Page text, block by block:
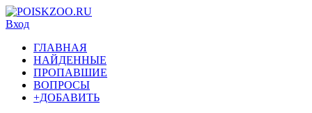
Вход
ГЛАВНАЯ
НАЙДЕННЫЕ
ПРОПАВШИЕ
ВОПРОСЫ
+ДОБАВИТЬ